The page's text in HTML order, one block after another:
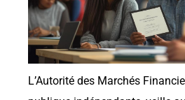
L’Autorité des Marchés